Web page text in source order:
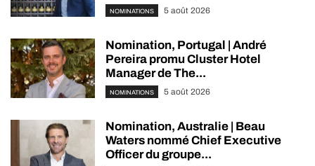
NOMINATIONS 5 août 2026
Nomination, Portugal | André
Pereira promu Cluster Hotel
Manager de The...
NOMINATIONS 5 août 2026
Nomination, Australie | Beau
Waters nommé Chief Executive
Officer du groupe...